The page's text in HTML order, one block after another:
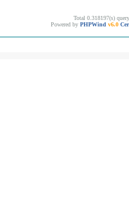
Total 0.318197(s)
Powered by PHPWind v6.0